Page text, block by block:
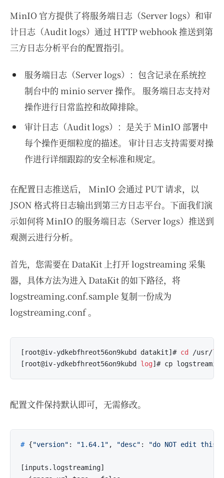
MinIO 官方提供了将服务端日志（Server logs）和审
计日志（Audit logs）通过 HTTP webhook 推送到第
三方日志分析平台的配置指引。
服务端日志（Server logs）：包含记录在系统控
制台中的 minio server 操作。 服务端日志支持对
操作进行日常监控和故障排除。
审计日志（Audit logs）：是关于 MinIO 部署中
每个操作更细粒度的描述。 审计日志支持需要对操
作进行详细跟踪的安全标准和规定。
在配置日志推送后， MinIO 会通过 PUT 请求，以
JSON 格式将日志输出到第三方日志平台。下面我们演
示如何将 MinIO 的服务端日志（Server logs）推送到
观测云进行分析。
首先，您需要在 DataKit 上打开 logstreaming 采集
器，具体方法为进入 DataKit 的如下路径，将
logstreaming.conf.sample 复制一份成为
logstreaming.conf 。
[root@iv-ydkebfhreot56on9kubd datakit]# cd /usr/
[root@iv-ydkebfhreot56on9kubd log]# cp
配置文件保持默认即可，无需修改。
# {"version" : "1.64.1" , "desc" : "do NOT edit this
[inputs.logstreaming]